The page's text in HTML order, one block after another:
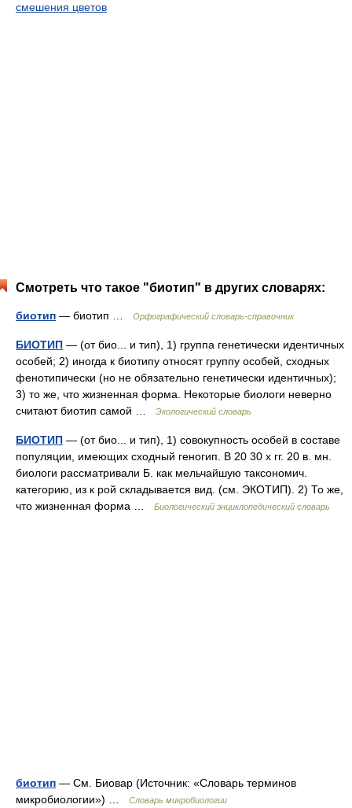
смешения цветов
Смотреть что такое "биотип" в других словарях:
биотип — биотип … Орфографический словарь-справочник
БИОТИП — (от био... и тип), 1) группа генетически идентичных
особей; 2) иногда к биотипу относят группу особей, сходных
фенотипически (но не обязательно генетически идентичных);
3) то же, что жизненная форма. Некоторые биологи неверно
считают биотип самой …
Экологический словарь
БИОТИП — (от био... и тип), 1) совокупность особей в составе
популяции, имеющих сходный геногип. В 20 30 х гг. 20 в. мн.
биологи рассматривали Б. как мельчайшую таксономич.
категорию, из к рой складывается вид. (см. ЭКОТИП). 2) То же,
что жизненная форма …
Биологический энциклопедический словарь
биотип — См. Биовар (Источник: «Словарь терминов
микробиологии») …
Словарь микробиологии